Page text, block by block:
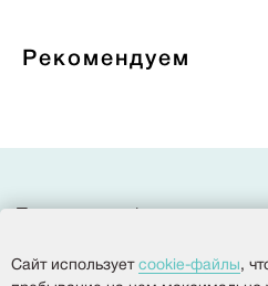
Рекомендуем
Сайт использует cookie-файлы,